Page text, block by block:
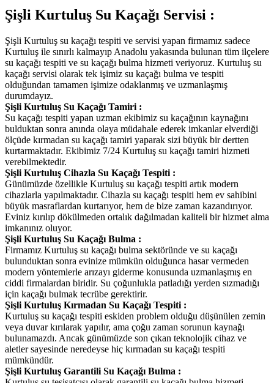
Şişli Kurtuluş Su Kaçağı Servisi :
Şişli Kurtuluş su kaçağı tespiti ve servisi yapan firmamız sadece
Kurtuluş ile sınırlı kalmayıp Anadolu yakasında bulunan tüm ilçelere
su kaçağı tespiti ve su kaçağı bulma hizmeti veriyoruz. Kurtuluş su
kaçağı servisi olarak tek işimiz su kaçağı bulma ve tespiti
olduğundan tamamen işimize odaklanmış ve uzmanlaşmış
durumdayız.
Şişli Kurtuluş Su Kaçağı Tamiri :
Su kaçağı tespiti yapan uzman ekibimiz su kaçağının kaynağını
bulduktan sonra anında olaya müdahale ederek imkanlar elverdiği
ölçüde kırmadan su kaçağı tamiri yaparak sizi büyük bir dertten
kurtarmaktadır. Ekibimiz 7/24 Kurtuluş su kaçağı tamiri hizmeti
verebilmektedir.
Şişli Kurtuluş Cihazla Su Kaçağı Tespiti :
Günümüzde özellikle Kurtuluş su kaçağı tespiti artık modern
cihazlarla yapılmaktadır. Cihazla su kaçağı tespiti hem ev sahibini
büyük masraflardan kurtarıyor, hem de bize zaman kazandırıyor.
Eviniz kırılıp dökülmeden ortalık dağılmadan kaliteli bir hizmet alma
imkanınız oluyor.
Şişli Kurtuluş Su Kaçağı Bulma :
Firmamız Kurtuluş su kaçağı bulma sektöründe ve su kaçağı
bulunduktan sonra evinize mümkün olduğunca hasar vermeden
modern yöntemlerle arızayı giderme konusunda uzmanlaşmış en
ciddi firmalardan biridir. Su çoğunlukla patladığı yerden sızmadığı
için kaçağı bulmak tecrübe gerektirir.
Şişli Kurtuluş Kırmadan Su Kaçağı Tespiti :
Kurtuluş su kaçağı tespiti eskiden problem olduğu düşünülen zemin
veya duvar kırılarak yapılır, ama çoğu zaman sorunun kaynağı
bulunamazdı. Ancak günümüzde son çıkan teknolojik cihaz ve
aletler sayesinde neredeyse hiç kırmadan su kaçağı tespiti
mümkündür.
Şişli Kurtuluş Garantili Su Kaçağı Bulma :